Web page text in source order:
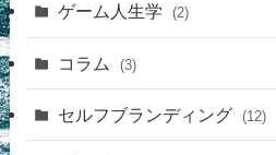
ゲーム人生学 (2)
コラム (3)
セルフブランディング (12)